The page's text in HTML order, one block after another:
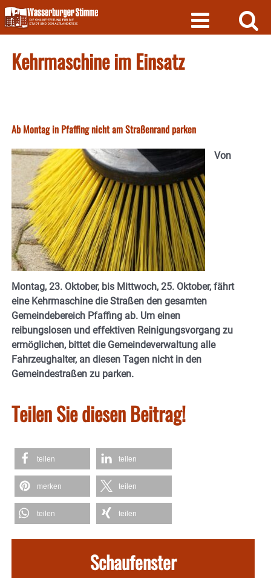
Skip
to
content
Kehrmaschine im Einsatz
Ab Montag in Pfaffing nicht am Straßenrand parken
Von
Montag, 23. Oktober, bis Mittwoch, 25. Oktober, fährt
eine Kehrmaschine die Straßen den gesamten
Gemeindebereich Pfaffing ab. Um einen
reibungslosen und effektiven Reinigungsvorgang zu
ermöglichen, bittet die Gemeindeverwaltung alle
Fahrzeughalter, an diesen Tagen nicht in den
Gemeindestraßen zu parken.
Teilen Sie diesen Beitrag!
teilen teilen
merken teilen
teilen teilen
Schaufenster